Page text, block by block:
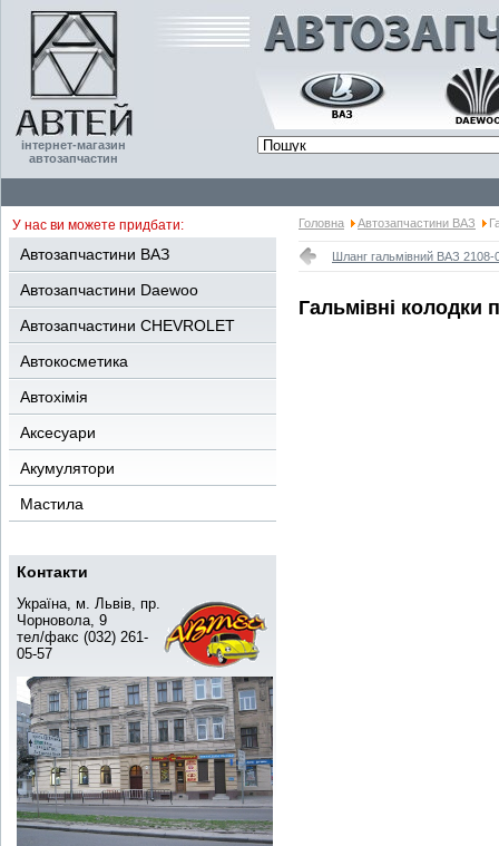
інтернет-магазин
автозапчастин
У нас ви можете придбати:
Автозапчастини ВАЗ
Автозапчастини Daewoo
Автозапчастини CHEVROLET
Автокосметика
Автохімія
Аксесуари
Акумулятори
Мастила
Контакти
Україна, м. Львів, пр.
Чорновола, 9
тел/факс (032) 261-
05-57
Головна Автозапчастини ВАЗ
Шланг гальмівний ВАЗ 2108-
Гальмівні колодки